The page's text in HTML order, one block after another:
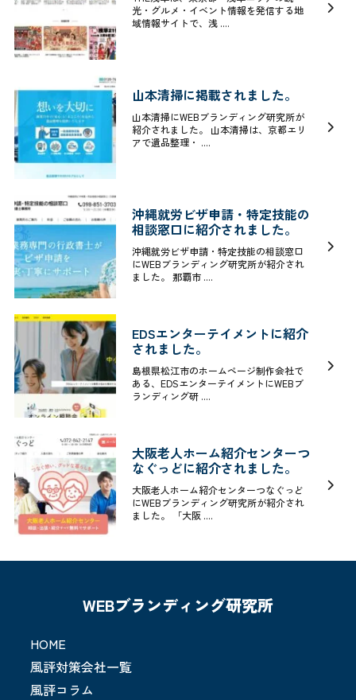
光・グルメ・イベント情報を発信する地
域情報サイトで、浅 ....
山本清掃に掲載されました。
山本清掃にWEBブランディング研究所が
紹介されました。 山本清掃は、京都エリ
アで遺品整理・ ....
沖縄就労ビザ申請・特定技能の
相談窓口に紹介されました。
沖縄就労ビザ申請・特定技能の相談窓口
にWEBブランディング研究所が紹介され
ました。 那覇市 ....
EDSエンターテイメントに紹介
されました。
島根県松江市のホームページ制作会社で
ある、EDSエンターテイメントにWEBブ
ランディング研 ....
大阪老人ホーム紹介センターつ
なぐっどに紹介されました。
大阪老人ホーム紹介センターつなぐっど
にWEBブランディング研究所が紹介され
ました。 「大阪 ....
WEBブランディング研究所
HOME
風評対策会社一覧
風評コラム